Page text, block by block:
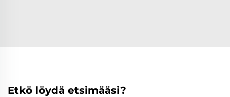
Etkö löydä etsimääsi?